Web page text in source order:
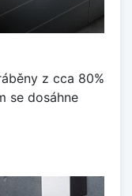
z cca 80%
se dosáhne